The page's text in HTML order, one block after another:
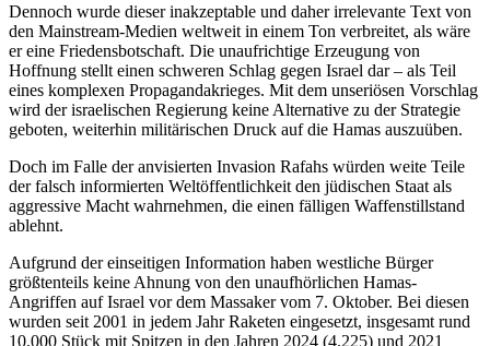
Dennoch wurde dieser inakzeptable und daher irrelevante Text von
den Mainstream-Medien weltweit in einem Ton verbreitet, als wäre
er eine Friedensbotschaft. Die unaufrichtige Erzeugung von
Hoffnung stellt einen schweren Schlag gegen Israel dar – als Teil
eines komplexen Propagandakrieges. Mit dem unseriösen Vorschlag
wird der israelischen Regierung keine Alternative zu der Strategie
geboten, weiterhin militärischen Druck auf die Hamas auszuüben.
Doch im Falle der anvisierten Invasion Rafahs würden weite Teile
der falsch informierten Weltöffentlichkeit den jüdischen Staat als
aggressive Macht wahrnehmen, die einen fälligen Waffenstillstand
ablehnt.
Aufgrund der einseitigen Information haben westliche Bürger
größtenteils keine Ahnung von den unaufhörlichen Hamas-
Angriffen auf Israel vor dem Massaker vom 7. Oktober. Bei diesen
wurden seit 2001 in jedem Jahr Raketen eingesetzt, insgesamt rund
10.000 Stück mit Spitzen in den Jahren 2024 (4.225) und 2021